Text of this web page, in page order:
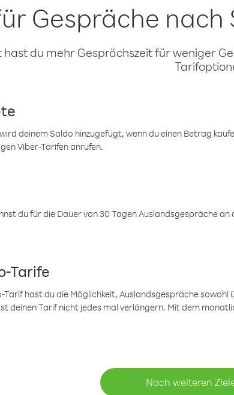
Gespräche nach
hast du mehr Gesprächszeit für weniger
deinem Saldo hinzugefügt, wenn du einen Betrag
Viber-Tarifen anrufen.
du für die Dauer von 30 Tagen Auslandsgespräche
Tarife
hast du die Möglichkeit, Auslandsgespräche
deinen Tarif nicht jedes mal verlängern. Mit dem
Nach weiteren